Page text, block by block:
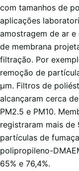
com tamanhos de
aplicações
amostragem de ar
de membrana
filtração. Por
remoção de
µm. Filtros de
alcançaram cerca
PM2.5 e PM10.
registraram mais de
partículas de
polipropileno-
65% e 76,4%.